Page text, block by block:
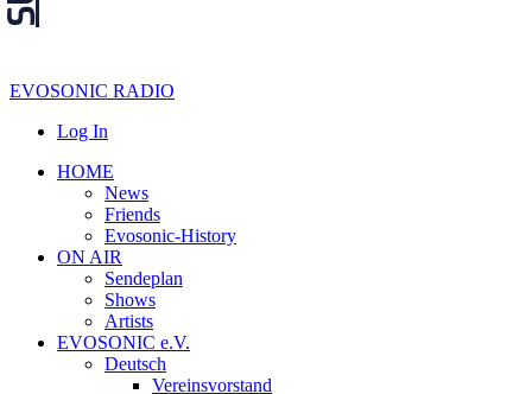
EVOSONIC RADIO
Log In
HOME
News
Friends
Evosonic-History
ON AIR
Sendeplan
Shows
Artists
EVOSONIC e.V.
Deutsch
Vereinsvorstand